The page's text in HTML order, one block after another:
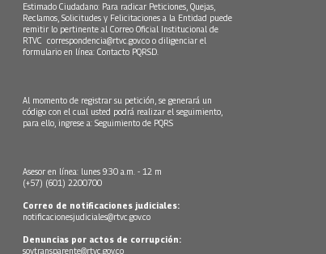
Estimado Ciudadano: Para radicar Peticiones, Quejas,
Reclamos, Solicitudes y Felicitaciones a la Entidad puede
remitir lo pertinente al Correo Oficial Institucional de
RTVC correspondencia@rtvc.gov.co o diligenciar el
formulario en línea: Contacto PQRSD.
Al momento de registrar su petición, se generará un
código con el cual usted podrá realizar el seguimiento,
para ello, ingrese a: Seguimiento de PQRS
Asesor en línea: lunes 9:30 a.m. - 12 m
(+57) (601) 2200700
Correo de notificaciones judiciales:
notificacionesjudiciales@rtvc.gov.co
Denuncias por actos de corrupción:
soytransparente@rtvc.gov.co